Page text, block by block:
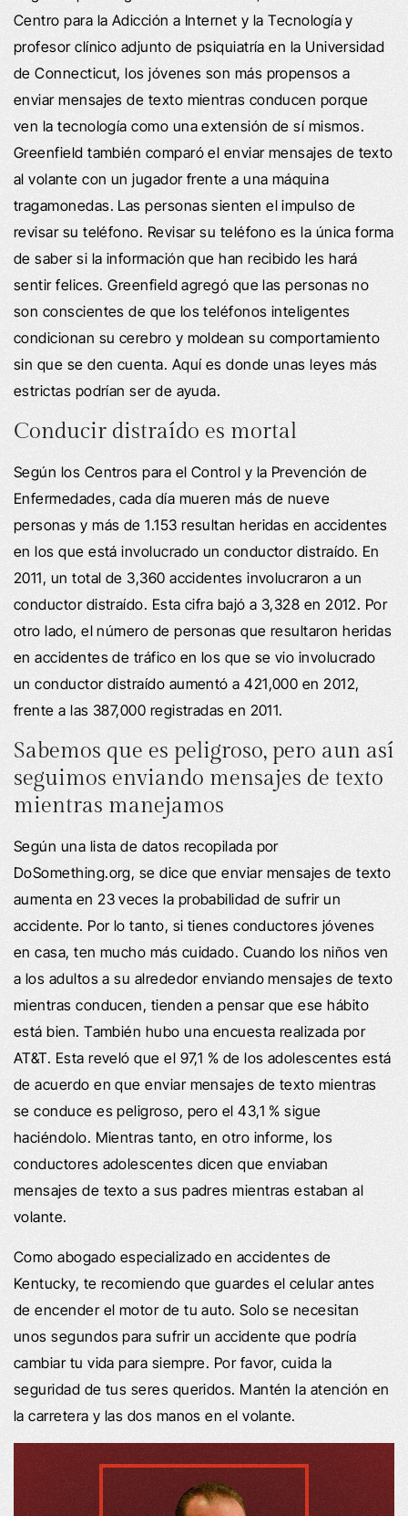
Centro para la Adicción a Internet y la Tecnología y
profesor clínico adjunto de psiquiatría en la Universidad
de Connecticut, los jóvenes son más propensos a
enviar mensajes de texto mientras conducen porque
ven la tecnología como una extensión de sí mismos.
Greenfield también comparó el enviar mensajes de texto
al volante con un jugador frente a una máquina
tragamonedas. Las personas sienten el impulso de
revisar su teléfono. Revisar su teléfono es la única forma
de saber si la información que han recibido les hará
sentir felices. Greenfield agregó que las personas no
son conscientes de que los teléfonos inteligentes
condicionan su cerebro y moldean su comportamiento
sin que se den cuenta. Aquí es donde unas leyes más
estrictas podrían ser de ayuda.
Conducir distraído es mortal
Según los Centros para el Control y la Prevención de
Enfermedades, cada día mueren más de nueve
personas y más de 1.153 resultan heridas en accidentes
en los que está involucrado un conductor distraído. En
2011, un total de 3,360 accidentes involucraron a un
conductor distraído. Esta cifra bajó a 3,328 en 2012. Por
otro lado, el número de personas que resultaron heridas
en accidentes de tráfico en los que se vio involucrado
un conductor distraído aumentó a 421,000 en 2012,
frente a las 387,000 registradas en 2011.
Sabemos que es peligroso, pero aun así
seguimos enviando mensajes de texto
mientras manejamos
Según una lista de datos recopilada por
DoSomething.org, se dice que enviar mensajes de texto
aumenta en 23 veces la probabilidad de sufrir un
accidente. Por lo tanto, si tienes conductores jóvenes
en casa, ten mucho más cuidado. Cuando los niños ven
a los adultos a su alrededor enviando mensajes de texto
mientras conducen, tienden a pensar que ese hábito
está bien. También hubo una encuesta realizada por
AT&T. Esta reveló que el 97,1 % de los adolescentes está
de acuerdo en que enviar mensajes de texto mientras
se conduce es peligroso, pero el 43,1 % sigue
haciéndolo. Mientras tanto, en otro informe, los
conductores adolescentes dicen que enviaban
mensajes de texto a sus padres mientras estaban al
volante.
Como abogado especializado en accidentes de
Kentucky, te recomiendo que guardes el celular antes
de encender el motor de tu auto. Solo se necesitan
unos segundos para sufrir un accidente que podría
cambiar tu vida para siempre. Por favor, cuida la
seguridad de tus seres queridos. Mantén la atención en
la carretera y las dos manos en el volante.